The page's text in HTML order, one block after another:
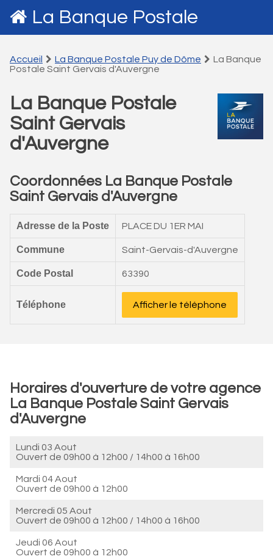
La Banque Postale
Accueil La Banque Postale Puy de Dôme
La Banque
Postale Saint Gervais d'Auvergne
La Banque Postale
Saint Gervais
d'Auvergne
Coordonnées La Banque Postale
Saint Gervais d'Auvergne
Adresse de la Poste PLACE DU 1ER MAI
Commune Saint-Gervais-d'Auvergne
Code Postal 63390
Téléphone Afficher le téléphone
Horaires d'ouverture de votre agence
La Banque Postale Saint Gervais
d'Auvergne
Lundi 03 Aout
Ouvert de 09h00 à 12h00 / 14h00 à 16h00
Mardi 04 Aout
Ouvert de 09h00 à 12h00
Mercredi 05 Aout
Ouvert de 09h00 à 12h00 / 14h00 à 16h00
Jeudi 06 Aout
Ouvert de 09h00 à 12h00